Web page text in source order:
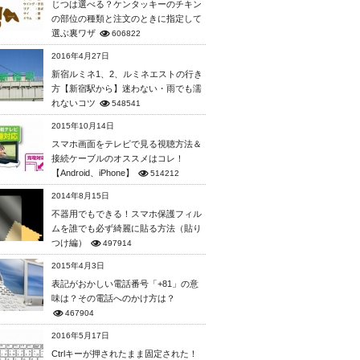
じつは選べる？ケンタッキーのチキン
の部位の種類と注文のときに指定して
選ぶ裏ワザ
606822
2016年4月27日
新宿ルミネ1、2、ルミネエストの行き
方【新宿駅から】迷わない・雨でも濡
れないコツ
548541
2015年10月14日
スマホ画面をテレビで見る視聴方法＆
接続ケーブルのオススメはコレ！
【Android、iPhone】
514212
2014年8月15日
不器用でもできる！スマホ保護フィル
ムを誰でも必ず綺麗に貼る方法（貼り
つけ編）
497914
2015年4月3日
表記がおかしい電話番号「+81」の意
味は？その電話へのかけ方は？
467904
2016年5月17日
Ctrlキーが押されたまま固定された！